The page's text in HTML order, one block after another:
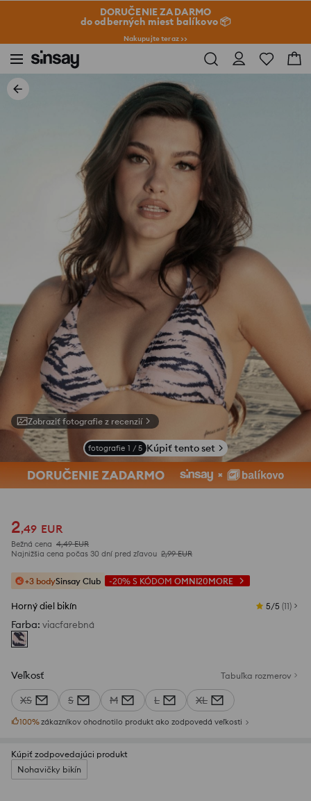
DORUČENIE ZADARMO
do odberných miest balíkovo 📦
Nakupujte teraz >>
Zobraziť fotografie z recenzií
fotografie 1 / 5 Kúpiť tento set
2,49 EUR
Bežná cena 4,49 EUR
Najnižšia cena počas 30 dní pred zľavou 2,99 EUR
+3 bodySinsay Club -20% S KÓDOM OMNI20MORE
Horný diel bikín 5/5 (11)
Farba: viacfarebná
Veľkosť Tabuľka rozmerov
XS S M L XL
100%zákazníkov ohodnotilo produkt ako zodpovedá veľkosti
Kúpiť zodpovedajúci produkt
Nohavičky bikín